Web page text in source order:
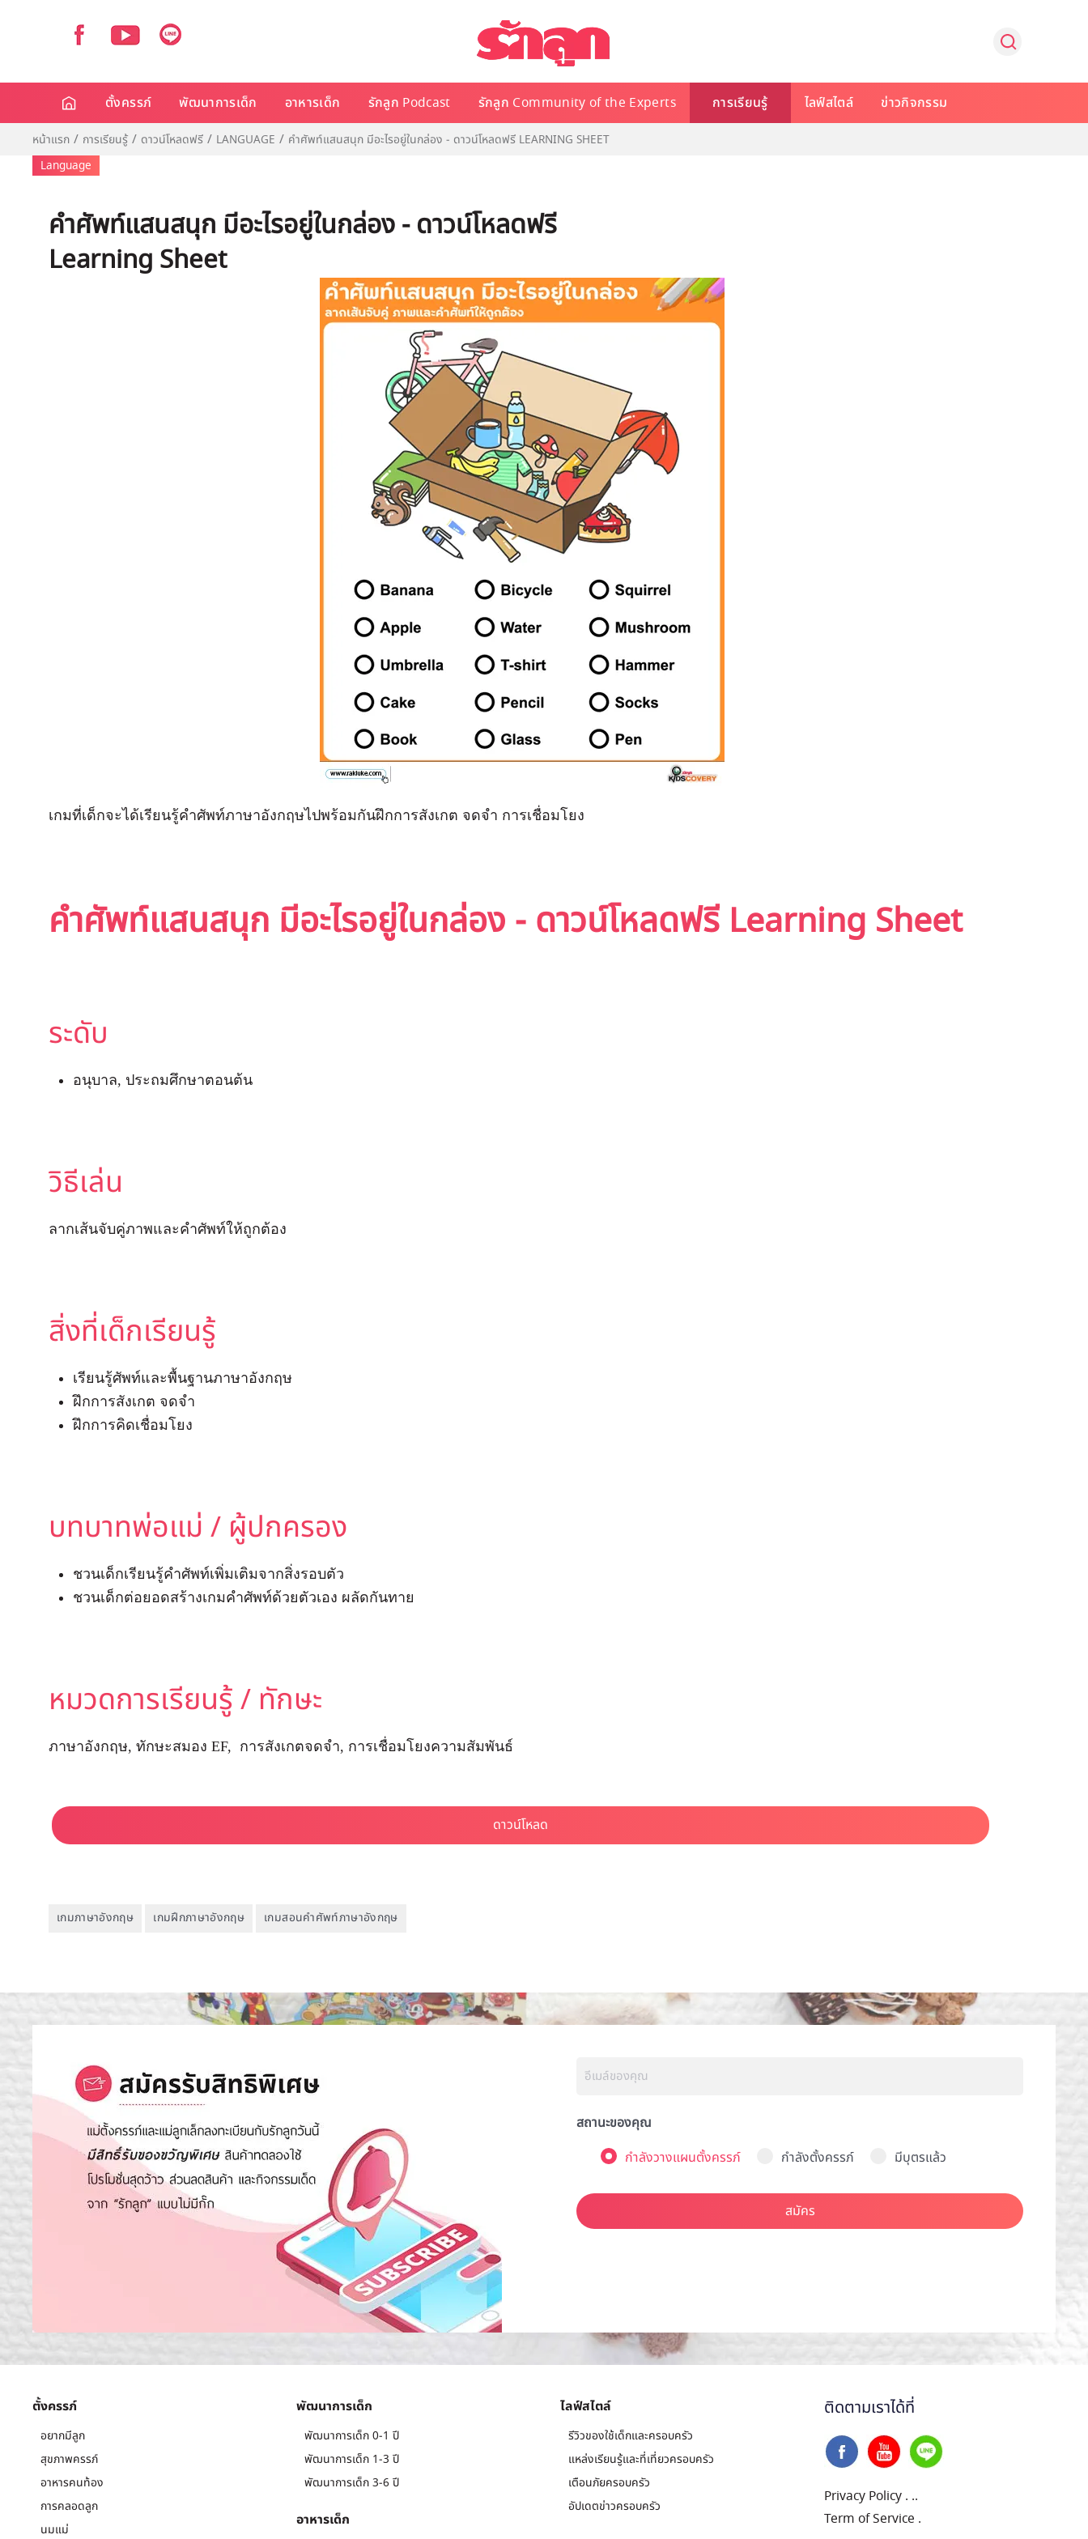
ตั้งครรภ์ พัฒนาการเด็ก อาหารเด็ก รักลูก Podcast รักลูก Community of the Experts การเรียนรู้ ไลฟ์สไตล์ ข่าวกิจกรรม
หน้าแรก การเรียนรู้ ดาวน์โหลดฟรี LANGUAGE
คำศัพท์แสนสนุก มีอะไรอยู่ในกล่อง - ดาวน์โหลดฟรี LEARNING SHEET
Language
คำศัพท์แสนสนุก มีอะไรอยู่ในกล่อง - ดาวน์โหลดฟรี
Learning Sheet
เกมที่เด็กจะได้เรียนรู้คำศัพท์ภาษาอังกฤษไปพร้อมกันฝึกการสังเกต จดจำ การเชื่อมโยง
คำศัพท์แสนสนุก มีอะไรอยู่ในกล่อง - ดาวน์โหลดฟรี Learning Sheet
ระดับ
อนุบาล, ประถมศึกษาตอนต้น
วิธีเล่น
ลากเส้นจับคู่ภาพและคำศัพท์ให้ถูกต้อง
สิ่งที่เด็กเรียนรู้
เรียนรู้ศัพท์และพื้นฐานภาษาอังกฤษ
ฝึกการสังเกต จดจำ
ฝึกการคิดเชื่อมโยง
บทบาทพ่อแม่ / ผู้ปกครอง
ชวนเด็กเรียนรู้คำศัพท์เพิ่มเติมจากสิ่งรอบตัว
ชวนเด็กต่อยอดสร้างเกมคำศัพท์ด้วยตัวเอง ผลัดกันทาย
หมวดการเรียนรู้ / ทักษะ
ภาษาอังกฤษ, ทักษะสมอง EF, การสังเกตจดจำ, การเชื่อมโยงความสัมพันธ์
เกมภาษาอังกฤษ เกมฝึกภาษาอังกฤษ เกมสอนคำศัพท์ภาษาอังกฤษ
สถานะของคุณ
กำลังวางแผนตั้งครรภ์
กำลังตั้งครรภ์ มีบุตรแล้ว
สมัคร
ตั้งครรภ์
อยากมีลูก
สุขภาพครรภ์
อาหารคนท้อง
การคลอดลูก
นมแม่
พัฒนาการเด็ก
พัฒนาการเด็ก 0-1 ปี
พัฒนาการเด็ก 1-3 ปี
พัฒนาการเด็ก 3-6 ปี
อาหารเด็ก
ไลฟ์สไตล์
รีวิวของใช้เด็กและครอบครัว
แหล่งเรียนรู้และที่เที่ยวครอบครัว
เตือนภัยครอบครัว
อัปเดตข่าวครอบครัว
ติดตามเราได้ที่
Privacy Policy . ..
Term of Service .